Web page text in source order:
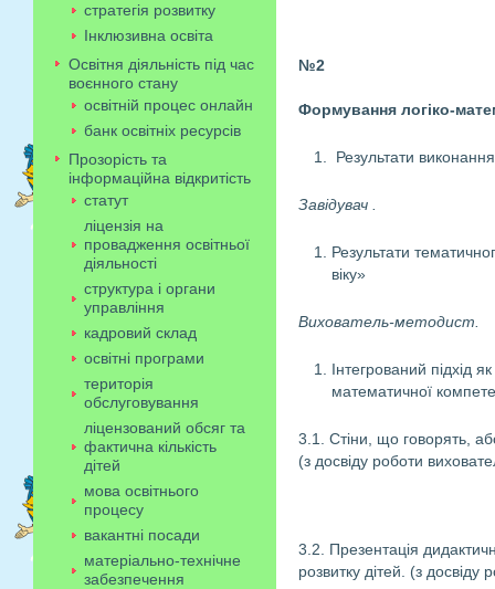
№2
Формування логіко-
Результати
Завідувач .
Результати
віку»
Вихователь-методист.
Інтегрований підхід
математичної
3.1. Стіни, що говорять,
(з досвіду роботи
3.2. Презентація
розвитку дітей. (з досвіду
стратегія розвитку
Інклюзивна освіта
Освітня діяльність під час
воєнного стану
освітній процес онлайн
банк освітніх ресурсів
Прозорість та
інформаційна відкритість
статут
ліцензія на
провадження освітньої
діяльності
структура і органи
управління
кадровий склад
освітні програми
територія
обслуговування
ліцензований обсяг та
фактична кількість
дітей
мова освітнього
процесу
вакантні посади
матеріально-технічне
забезпечення